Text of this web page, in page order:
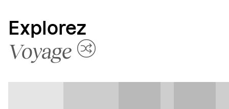
Explorez
Voyage